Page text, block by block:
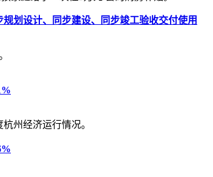
划设计、同步建设、同步竣工验收交付使用
州经济运行情况。